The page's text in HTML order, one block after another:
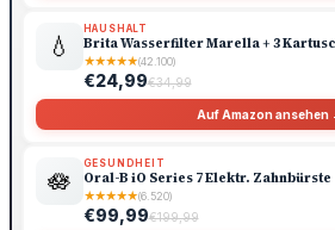
💧
HAUSHALT
Brita Wasserfilter Marella + 3
★★★★★(42.100)
€24,99€34,99
Auf Amazon ansehen
🪷
GESUNDHEIT
Oral-B iO Series 7 Elektr. Zahnbürste
★★★★★(6.520)
€99,99€199,99